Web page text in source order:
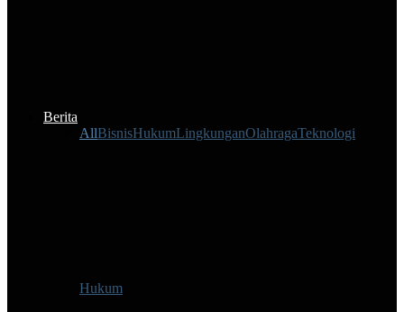
Berita
AllBisnisHukumLingkunganOlahragaTeknologi
Hukum